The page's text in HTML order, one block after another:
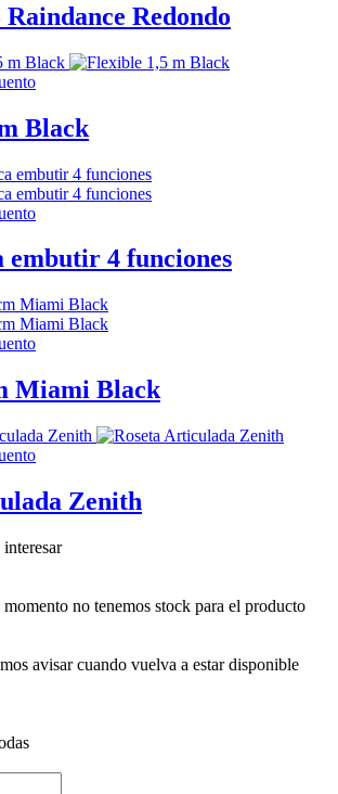
Redondo
Black
embutir 4 funciones
Miami Black
Zenith
no tenemos stock para el producto
avisar cuando vuelva a estar disponible